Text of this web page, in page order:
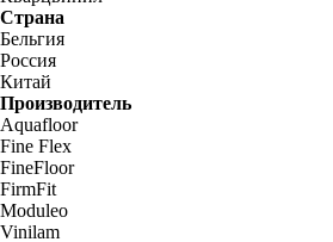
Страна
Бельгия
Россия
Китай
Производитель
Aquafloor
Fine Flex
FineFloor
FirmFit
Moduleo
Vinilam